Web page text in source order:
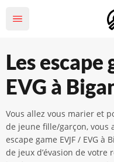
Les escape
EVG à
Vous allez vous marier et
de jeune fille/garçon, vous
escape game EVJF / EVG à
de jeux d’évasion de votre